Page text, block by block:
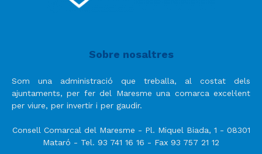
Sobre nosaltres
Som una administració que treballa, al costat dels
ajuntaments, per fer del Maresme una comarca excel·lent
per viure, per invertir i per gaudir.
Consell Comarcal del Maresme - Pl. Miquel Biada, 1 - 08301
Mataró - Tel. 93 741 16 16 - Fax 93 757 21 12